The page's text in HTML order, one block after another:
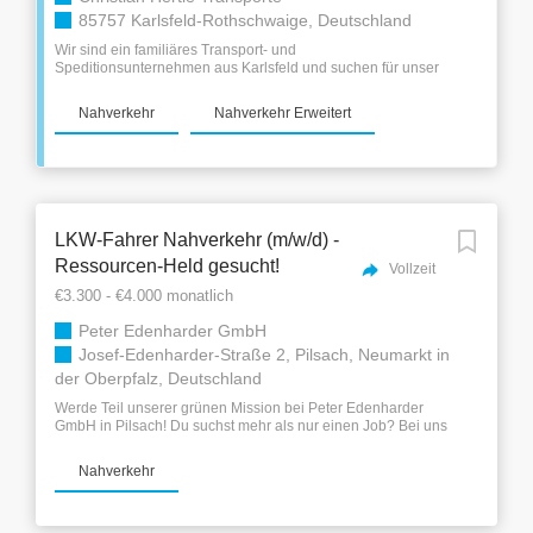
17:00 Uhr, abhängig von der geplanten Tour DEINE
VORTEILE BEI UNS: Touren ausschließlich im Nahverkehr –
Du bist jeden Abend zuhause bei Deiner...
85757 Karlsfeld-Rothschwaige, Deutschland
Wir sind ein familiäres Transport- und
Speditionsunternehmen aus Karlsfeld und suchen für unser
Ein unbefristetes Beschäftigungsverhältnis - Der
Einsatz erfolgt im Nahverkehr ( Werksverkehr - Dachau -
Memmingen - Dachau ) - Montag – Freitag -
Nahverkehr Nahverkehr Erweitert
Vollzeit
LKW-Fahrer Nahverkehr (m/w/d) -
Ressourcen-Held gesucht!
€3.300 - €4.000 monatlich
Peter Edenharder GmbH
Josef-Edenharder-Straße 2, Pilsach, Neumarkt in
der Oberpfalz, Deutschland
Werde Teil unserer grünen Mission bei Peter Edenharder
GmbH in Pilsach! Du suchst mehr als nur einen Job? Bei uns
Umweltschutz bei. Als führendes Entsorgungsunternehmen
im Landkreis Neumarkt bieten wir dir: 🌿Nachhaltigkeit:
Engagiere dich für die Wiedergewinnung von Ressourcen 🚛
Nahverkehr